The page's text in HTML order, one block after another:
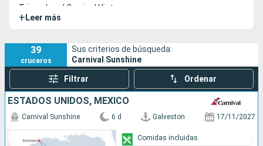
Triumph y el Carnival Victory.
+ Leer más
39
cruceros
Sus criterios de búsqueda:
Carnival Sunshine
Filtrar Ordenar
ESTADOS UNIDOS, MÉXICO
Carnival Sunshine 6 d Galveston 17/11/2027
Comidas incluidas